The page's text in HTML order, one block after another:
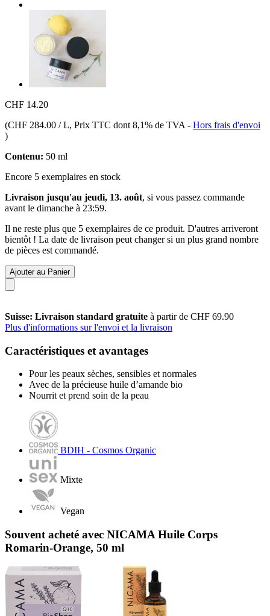
CHF 14.20
(CHF 284.00 / L, Prix TTC dont 8,1% de TVA - Hors frais d'envoi
)
Contenu: 50 ml
Encore 5 exemplaires en stock
Livraison jusqu'au jeudi, 13. août, si vous passez commande
avant le dimanche à 23:59.
Il ne reste plus que 5 exemplaires de ce produit. D'autres arriveront
bientôt ! La date de livraison peut changer si un plus grand nombre
de pièces est commandé.
Ajouter au Panier
Suisse: Livraison standard gratuite à partir de CHF 69.90
Plus d'informations sur l'envoi et la livraison
Caractéristiques et avantages
Pour les peaux sèches, sensibles et normales
Avec de la précieuse huile d’amande bio
Nourrit et prend soin de la peau
BDIH - Cosmos Organic
Mixte
Vegan
Souvent acheté avec NICAMA Huile Corps
Romarin-Orange, 50 ml